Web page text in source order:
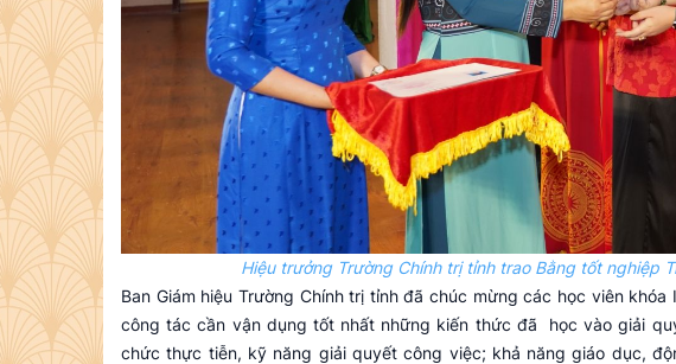
Hiệu trưởng Trường Chính trị tỉnh trao Bằng tốt nghiệp
Ban Giám hiệu Trường Chính trị tỉnh đã chúc mừng các học viên
công tác cần vận dụng tốt nhất những kiến thức đã học vào giải
chức thực tiễn, kỹ năng giải quyết công việc; khả năng giáo dục,